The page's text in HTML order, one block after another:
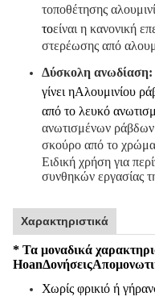
τοποθέτησης
τοείναι η κανονική
στερέωσης από
Δύσκολη ανωδίαση:
γίνει ηΑλουμινίου
από το λευκό
ανωτισμένων ράβδων
σκούρο από το
Ειδική χρήση για
συνθηκών εργασίας
Χαρακτηριστικά
* Τα μοναδικά
HoanΔονήσεις
Χωρίς φρικιό ή